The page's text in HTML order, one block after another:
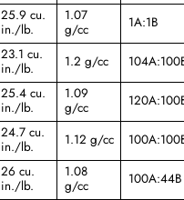
25.9 cu.
in./lb.
1.07
g/cc
1A:1B
23.1 cu.
in./lb.
1.2 g/cc
25.4 cu.
in./lb.
1.09
g/cc
24.7 cu.
in./lb.
1.12 g/cc
26 cu.
in./lb.
1.08
g/cc
100A:44B